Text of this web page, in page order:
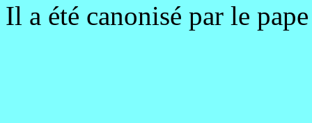
Il a été canonisé par le